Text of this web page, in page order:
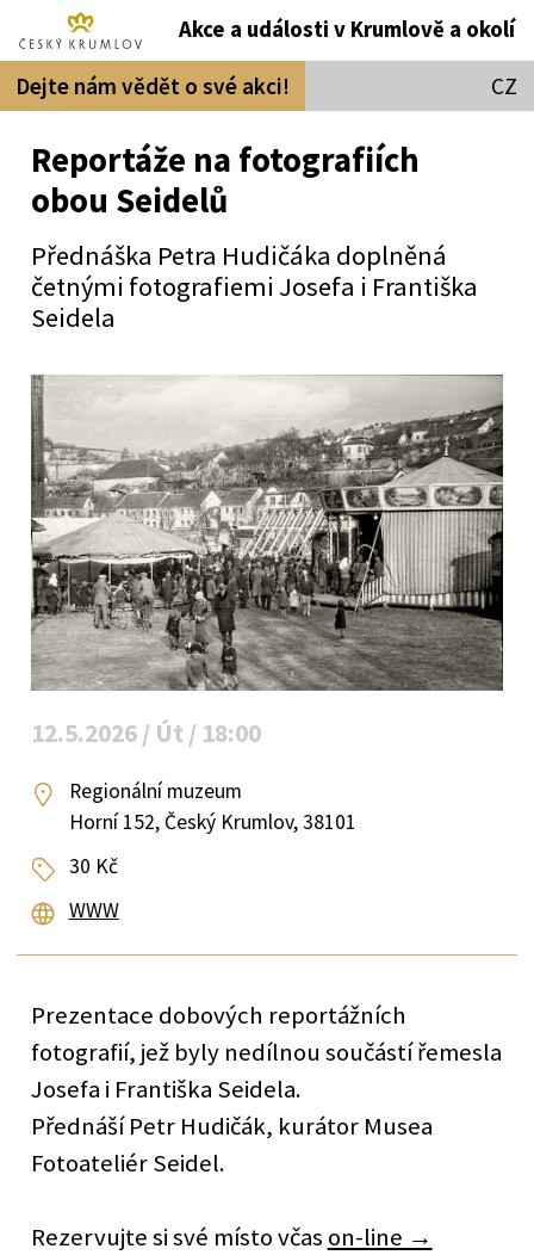
Akce a události v Krumlově a okolí
Dejte nám vědět o své akci! CZ
Reportáže na fotografiích
obou Seidelů
Přednáška Petra Hudičáka doplněná
četnými fotografiemi Josefa i Františka
Seidela
12.5.2026 / Út / 18:00
Regionální muzeum
Horní 152, Český Krumlov, 38101
30 Kč
WWW
Prezentace dobových reportážních
fotografií, jež byly nedílnou součástí řemesla
Josefa i Františka Seidela.
Přednáší Petr Hudičák, kurátor Musea
Fotoateliér Seidel.
Rezervujte si své místo včas on-line →